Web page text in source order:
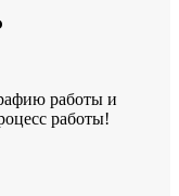
работы и
работы!